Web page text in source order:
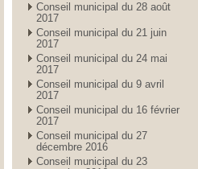
Conseil municipal du 28 août
2017
Conseil municipal du 21 juin
2017
Conseil municipal du 24 mai
2017
Conseil municipal du 9 avril
2017
Conseil municipal du 16 février
2017
Conseil municipal du 27
décembre 2016
Conseil municipal du 23